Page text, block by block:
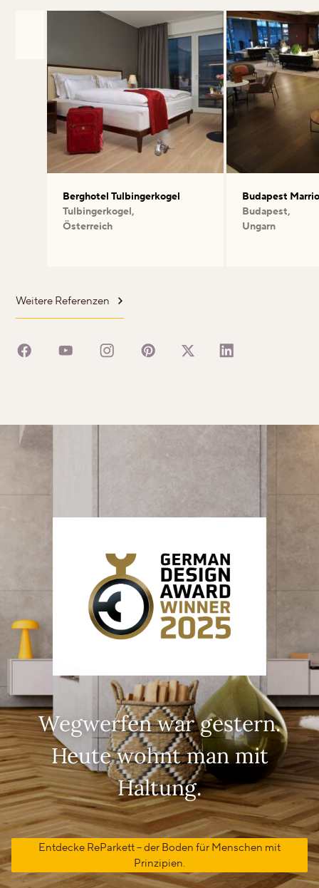
Berghotel Tulbingerkogel
Tulbingerkogel,
Österreich
Budapest
Budapest,
Ungarn
Weitere Referenzen
Wegwerfen war gestern.
Heute wohnt man mit
Haltung.
Entdecke ReParkett – der Boden für Menschen mit
Prinzipien.